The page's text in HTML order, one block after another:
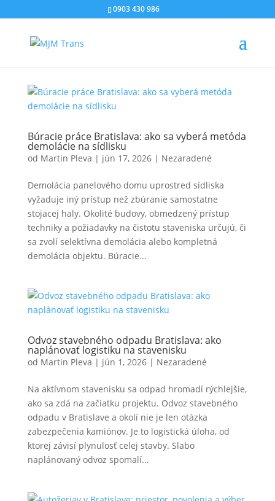
0903 430 986
Búracie práce Bratislava: ako sa vyberá metóda
demolácie na sídlisku
od Martin Pleva | jún 17, 2026| Nezaradené
Demolácia panelového domu uprostred sídliska
vyžaduje iný prístup než zbúranie samostatne
stojacej haly. Okolité budovy, obmedzený prístup
techniky a požiadavky na čistotu staveniska určujú, či
sa zvolí selektívna demolácia alebo kompletná
demolácia objektu. Búracie...
Odvoz stavebného odpadu Bratislava: ako
naplánovať logistiku na stavenisku
od Martin Pleva | jún 1, 2026| Nezaradené
Na aktívnom stavenisku sa odpad hromadí rýchlejšie,
ako sa zdá na začiatku projektu. Odvoz stavebného
odpadu v Bratislave a okolí nie je len otázka
zabezpečenia kamiónov. Je to logistická úloha, od
ktorej závisí plynulosť celej stavby. Slabo
naplánovaný odvoz spomalí...